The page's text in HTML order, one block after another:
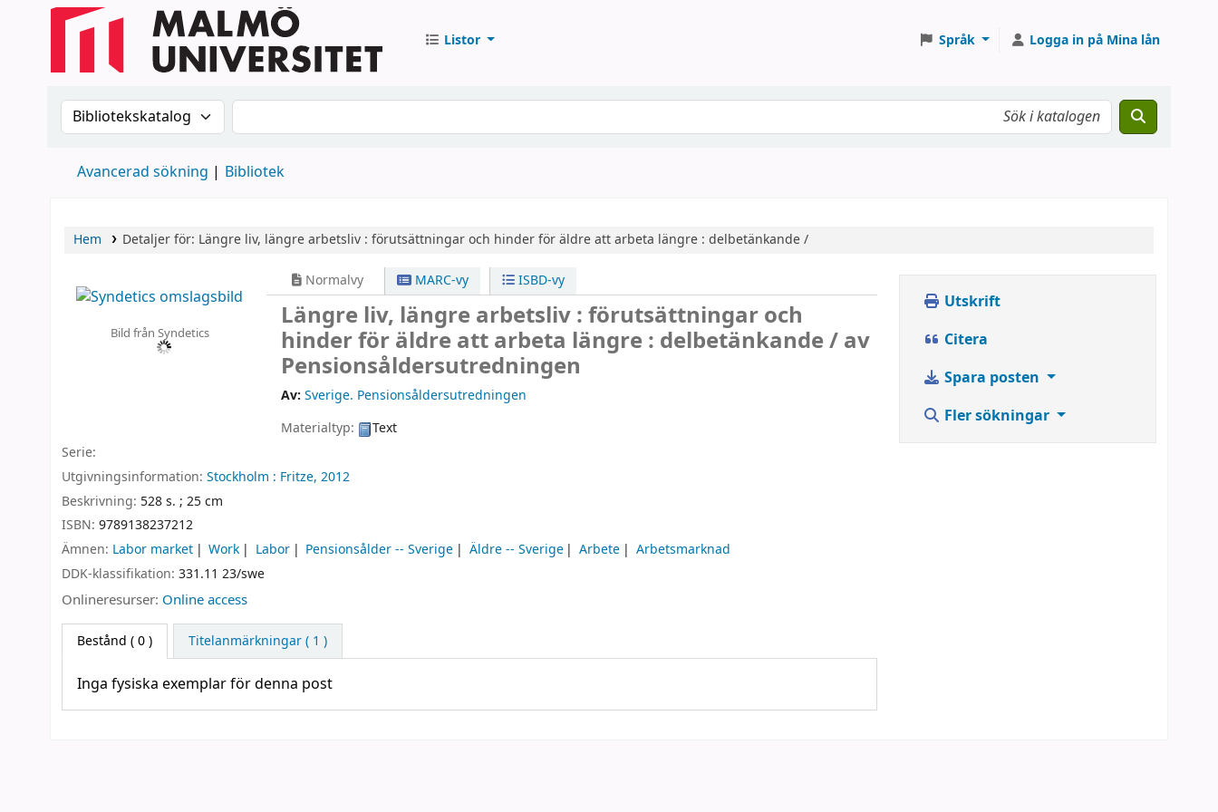
Listor Språk Logga in på Mina lån
Sök i katalogen efter:Sök i katalogen
Avancerad sökning Bibliotek
Hem Detaljer för: Längre liv, längre arbetsliv : förutsättningar och hinder för äldre att arbeta längre : delbetänkande /
Bild från Syndetics
Normalvy MARC-vy ISBD-vy
Längre liv, längre arbetsliv : förutsättningar och
hinder för äldre att arbeta längre : delbetänkande /av
Pensionsåldersutredningen
Av: Sverige. Pensionsåldersutredningen
Materialtyp:
Text
Serie:
Utgivningsinformation: Stockholm : Fritze, 2012
Beskrivning: 528 s. ; 25 cm
ISBN: 9789138237212
Ämnen: Labor market Work Labor Pensionsålder -- Sverige Äldre -- Sverige Arbete
Arbetsmarknad
DDK-klassifikation: 331.11 23/swe
Onlineresurser: Online access
Bestånd ( 0 ) Titelanmärkningar ( 1 )
Inga fysiska exemplar för denna post
Utskrift
Citera
Spara posten
Fler sökningar